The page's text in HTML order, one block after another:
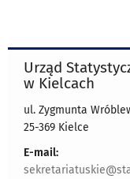
Urząd
w Kielcach
ul. Zygmunta
25-369 Kielce
E-mail: